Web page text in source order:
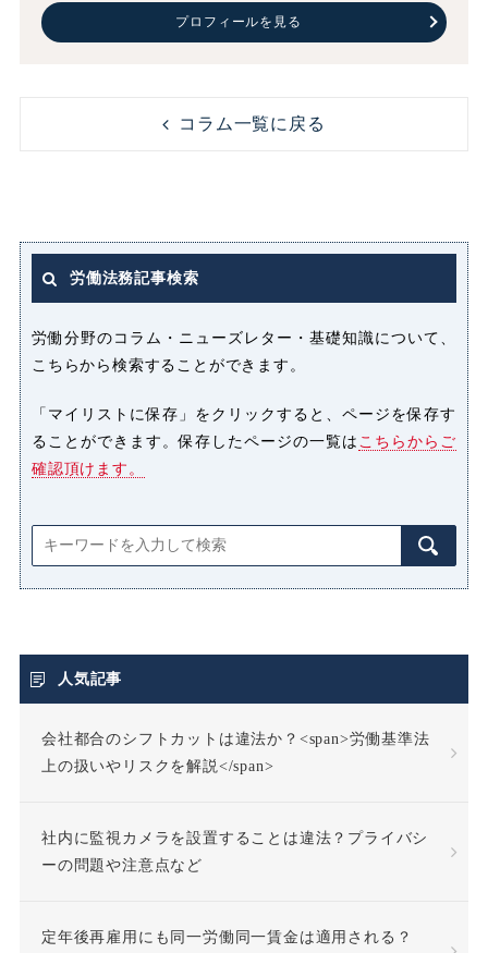
プロフィールを見る
コラム一覧に戻る
労働法務記事検索
労働分野のコラム・ニューズレター・基礎知識について、
こちらから検索することができます。
「マイリストに保存」をクリックすると、ページを保存す
ることができます。保存したページの一覧は こちらからご
確認頂けます。
人気記事
会社都合のシフトカットは違法か？<span>労働基準法
上の扱いやリスクを解説</span>
社内に監視カメラを設置することは違法？プライバシ
ーの問題や注意点など
定年後再雇用にも同一労働同一賃金は適用される？